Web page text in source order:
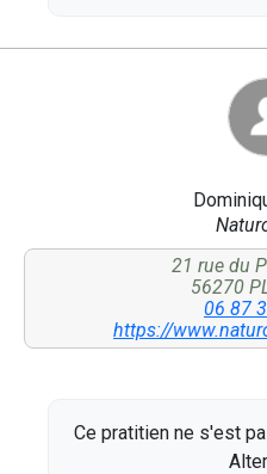
21 rue du
56270
06 87
https://
Ce pratitien ne s'est